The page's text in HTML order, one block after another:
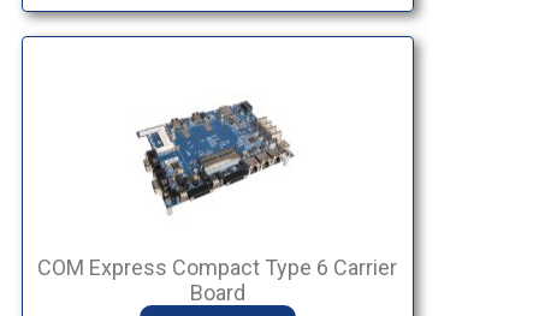
COM Express Compact Type 6 Carrier
Board